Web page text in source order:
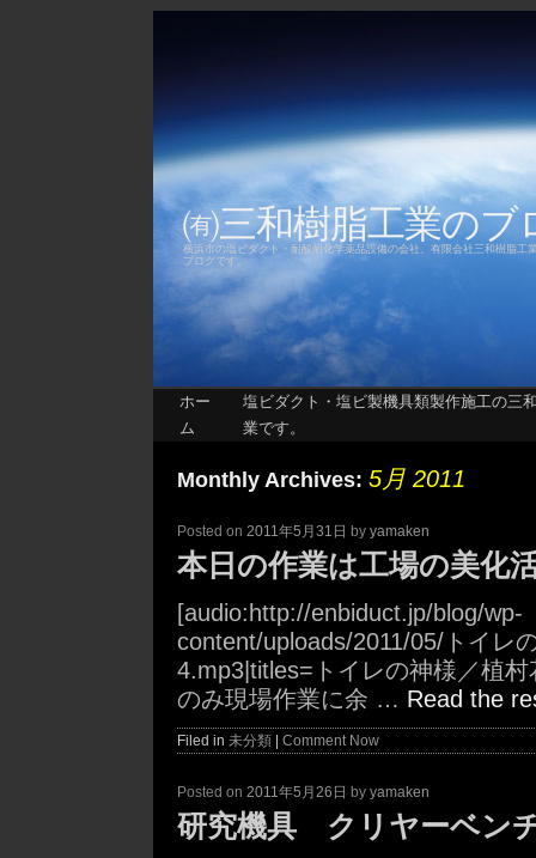
㈲三和樹脂工業の
横浜市の塩ビダクト・耐酸耐化学薬品設備の会社、有限会社三和樹脂工
ブログです。
ホー
ム
塩ビダクト・塩ビ製機具類製作施工の三
業です。
Monthly Archives: 5月 2011
Posted on 2011年5月31日 by yamaken
本日の作業は工場の美化
[audio:http://enbiduct.jp/blog/wp-
content/uploads/2011/05/トイレ
4.mp3|titles=トイレの神様／植
のみ現場作業に余 … Read the
Filed in 未分類 Comment Now
Posted on 2011年5月26日 by yamaken
研究機具 クリヤーベン